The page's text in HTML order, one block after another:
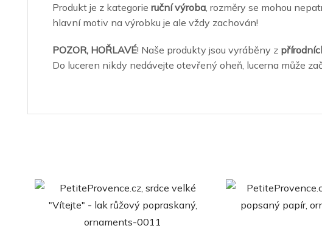
Produkt je z kategorie ruční výroba , rozměry se mohou
hlavní motiv na výrobku je ale vždy zachován!
POZOR, HOŘLAVÉ! Naše produkty jsou vyráběny z
Do luceren nikdy nedávejte otevřený oheň, lucerna může